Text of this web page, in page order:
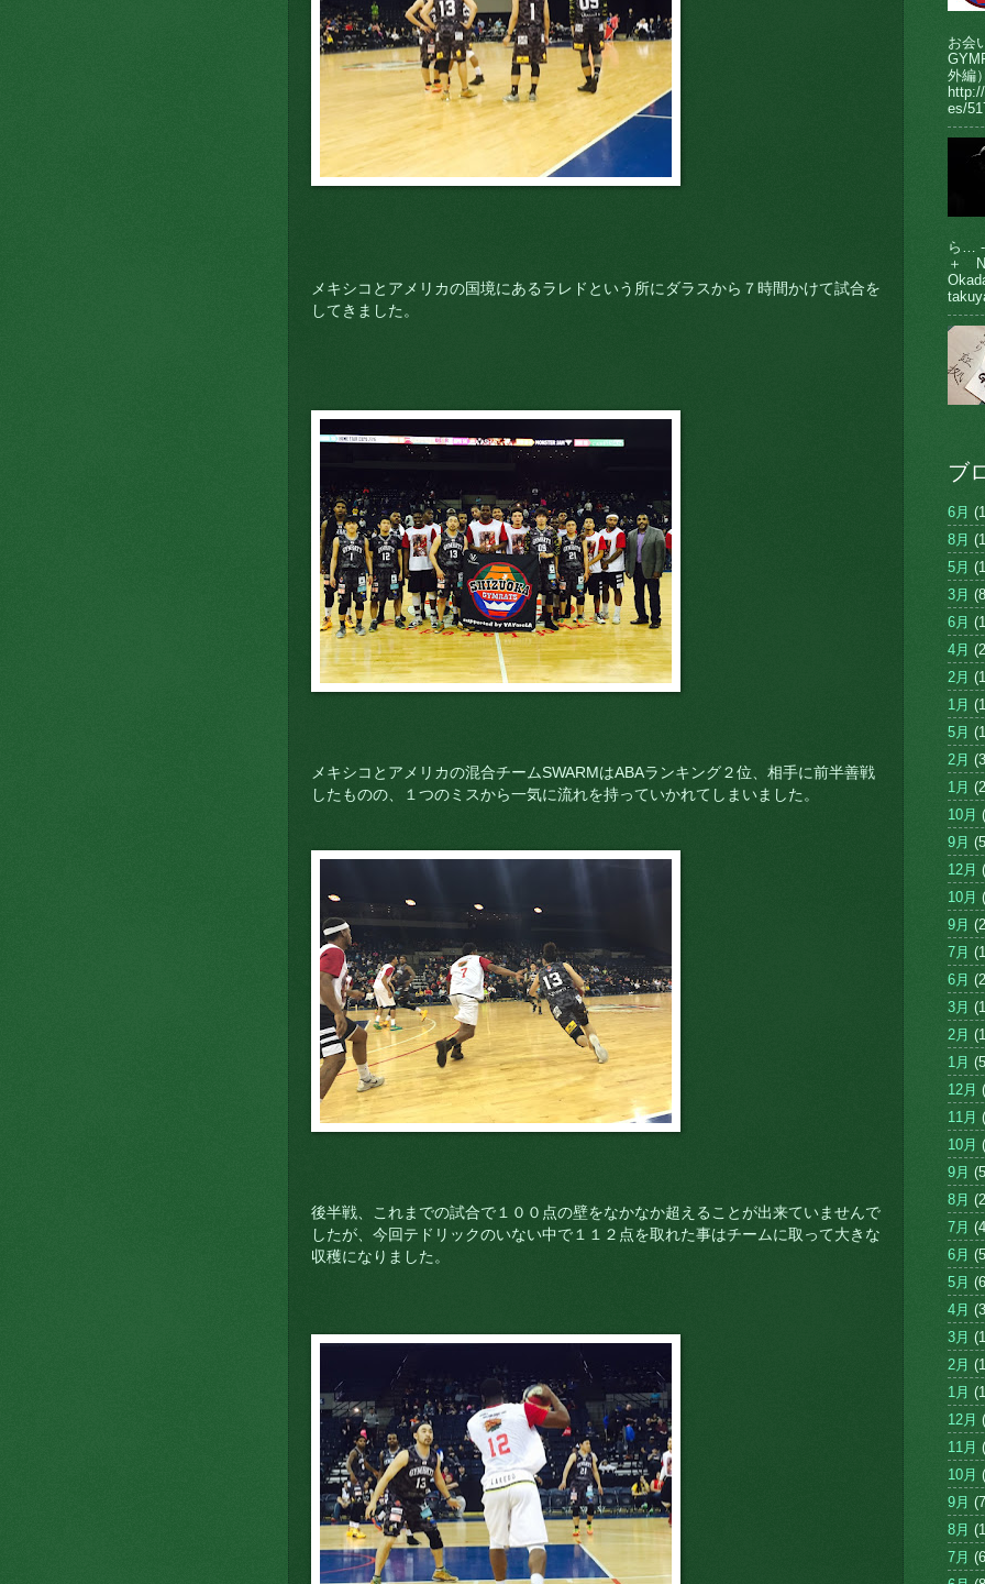
メキシコとアメリカの国境にあるラレドという所にダラスから７時間かけて試合を
してきました。
メキシコとアメリカの混合チームSWARMはABAランキング２位、相手に前半善戦
したものの、１つのミスから一気に流れを持っていかれてしまいました。
後半戦、これまでの試合で１００点の壁をなかなか超えることが出来ていませんで
したが、今回テドリックのいない中で１１２点を取れた事はチームに取って大きな
収穫になりました。
お会
外編
es/
ら…
＋
ブ
6月
8月
5月
3月
6月
4月
2月
1月
5月
2月
1月
10月
9月
12月
10月
9月
7月
6月
3月
2月
1月
12月
11月
10月
9月
8月
7月
6月
5月
4月
3月
2月
1月
12月
11月
10月
9月
8月
7月